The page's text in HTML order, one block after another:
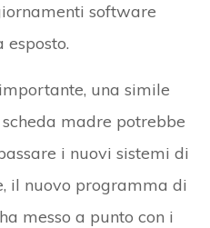
software
una simile
madre potrebbe
i nuovi sistemi di
il nuovo programma di
messo a punto con i